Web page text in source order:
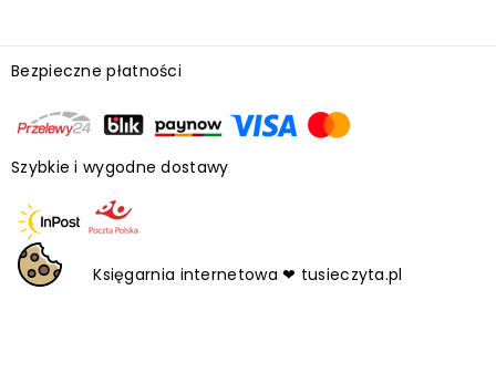
Bezpieczne płatności
Szybkie i wygodne dostawy
Księgarnia internetowa ❤ tusieczyta.pl